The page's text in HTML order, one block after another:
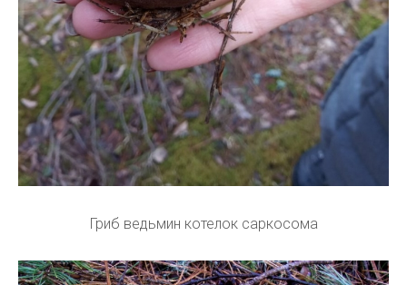
Гриб ведьмин котелок саркосома